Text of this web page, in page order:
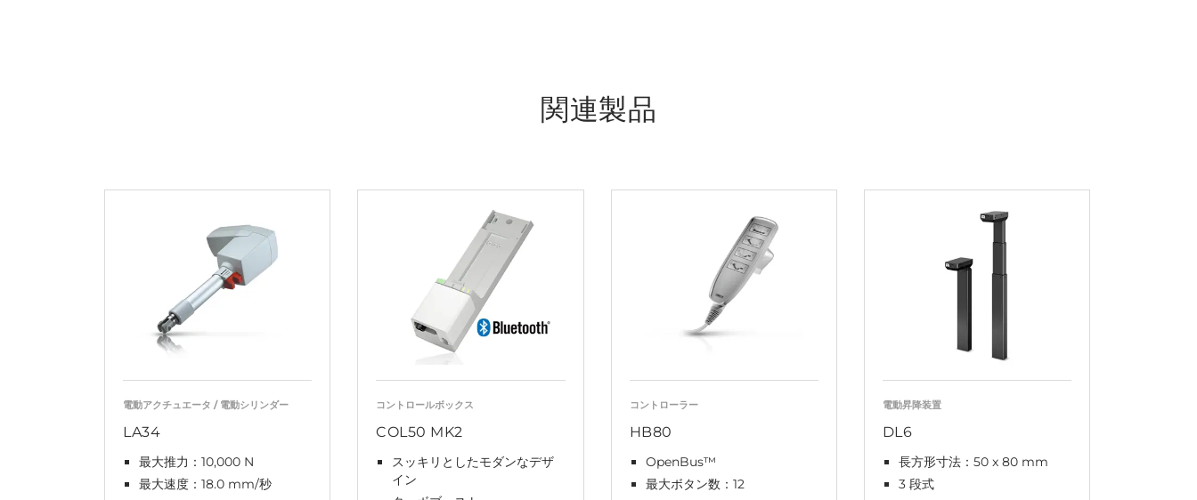
関連製品
電動アクチュエータ / 電動シリンダー
LA34
最大推力：10,000 N
最大速度：18.0 mm/秒
コントロールボックス
COL50 MK2
スッキリとしたモダンなデザ
イン
コントローラー
HB80
OpenBus™
最大ボタン数：12
電動昇降装置
DL6
長方形寸法：50 x 80 mm
3 段式